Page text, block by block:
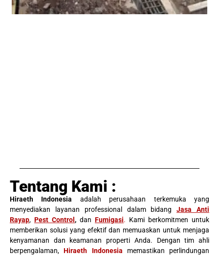
Tentang Kami :
Hiraeth Indonesia adalah perusahaan terkemuka yang
menyediakan layanan professional dalam bidangJasa Anti
Rayap, Pest Control , dan Fumigasi. Kami berkomitmen untuk
memberikan solusi yang efektif dan memuaskan untuk menjaga
kenyamanan dan keamanan properti Anda. Dengan tim ahli
berpengalaman,Hiraeth Indonesia
memastikan perlindungan